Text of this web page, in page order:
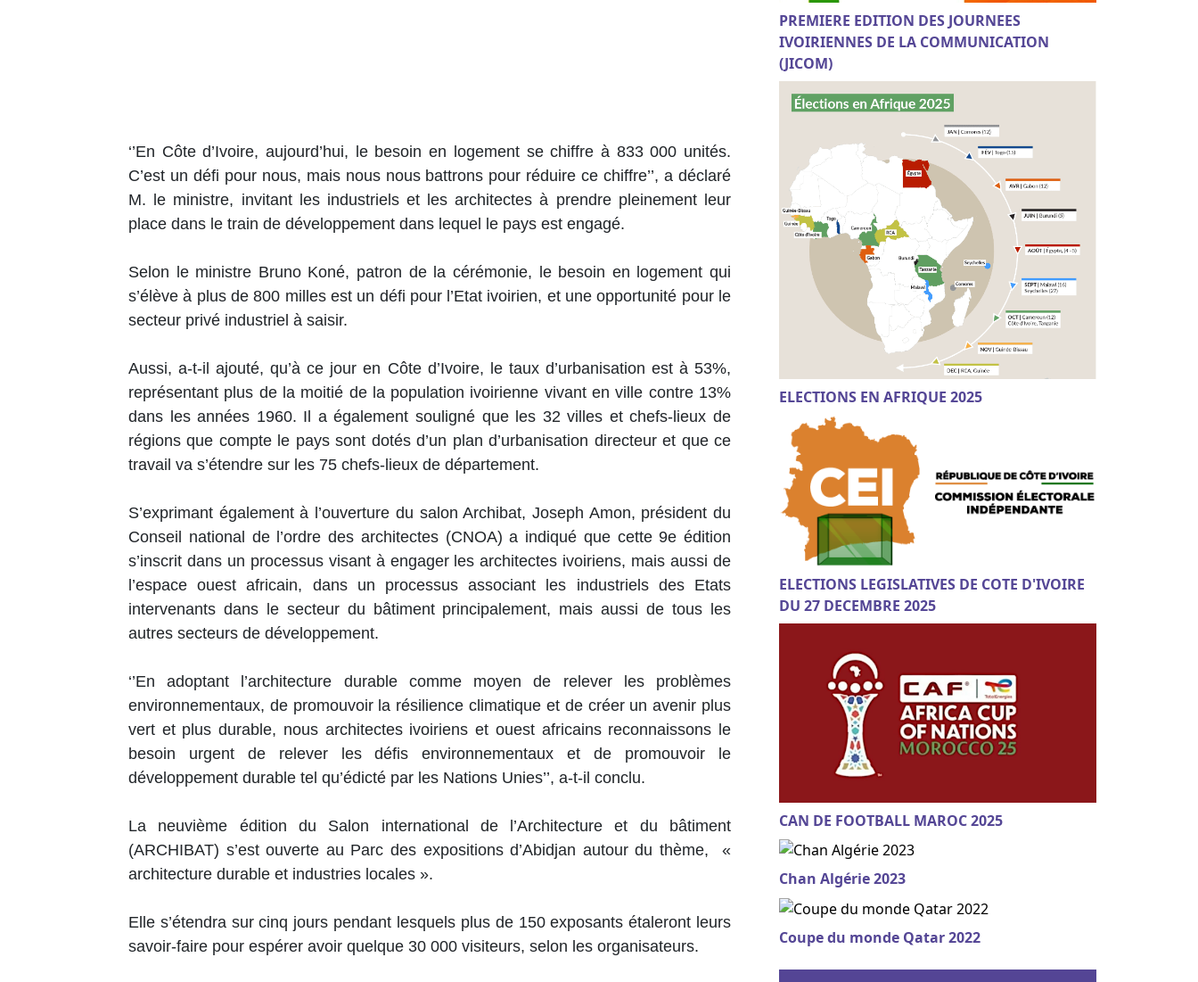
‘’En Côte d’Ivoire, aujourd’hui, le besoin en logement se chiffre à 833 000 unités.
C’est un défi pour nous, mais nous nous battrons pour réduire ce chiffre’’, a déclaré
M. le ministre, invitant les industriels et les architectes à prendre pleinement leur
place dans le train de développement dans lequel le pays est engagé.
Selon le ministre Bruno Koné, patron de la cérémonie, le besoin en logement qui
s’élève à plus de 800 milles est un défi pour l’Etat ivoirien, et une opportunité pour le
secteur privé industriel à saisir.
Aussi, a-t-il ajouté, qu’à ce jour en Côte d’Ivoire, le taux d’urbanisation est à 53%,
représentant plus de la moitié de la population ivoirienne vivant en ville contre 13%
dans les années 1960. Il a également souligné que les 32 villes et chefs-lieux de
régions que compte le pays sont dotés d’un plan d’urbanisation directeur et que ce
travail va s’étendre sur les 75 chefs-lieux de département.
S’exprimant également à l’ouverture du salon Archibat, Joseph Amon, président du
Conseil national de l’ordre des architectes (CNOA) a indiqué que cette 9e édition
s’inscrit dans un processus visant à engager les architectes ivoiriens, mais aussi de
l’espace ouest africain, dans un processus associant les industriels des Etats
intervenants dans le secteur du bâtiment principalement, mais aussi de tous les
autres secteurs de développement.
‘’En adoptant l’architecture durable comme moyen de relever les problèmes
environnementaux, de promouvoir la résilience climatique et de créer un avenir plus
vert et plus durable, nous architectes ivoiriens et ouest africains reconnaissons le
besoin urgent de relever les défis environnementaux et de promouvoir le
développement durable tel qu’édicté par les Nations Unies’’, a-t-il conclu.
La neuvième édition du Salon international de l’Architecture et du bâtiment
(ARCHIBAT) s’est ouverte au Parc des expositions d’Abidjan autour du thème, «
architecture durable et industries locales ».
Elle s’étendra sur cinq jours pendant lesquels plus de 150 exposants étaleront leurs
savoir-faire pour espérer avoir quelque 30 000 visiteurs, selon les organisateurs.
PREMIERE EDITION DES JOURNEES
IVOIRIENNES DE LA COMMUNICATION
(JICOM)
ELECTIONS EN AFRIQUE 2025
ELECTIONS LEGISLATIVES DE COTE D'IVOIRE
DU 27 DECEMBRE 2025
CAN DE FOOTBALL MAROC 2025
Chan Algérie 2023
Coupe du monde Qatar 2022